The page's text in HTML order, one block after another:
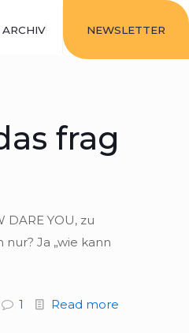
ARCHIV NEWSLETTER
frag
YOU, zu
Ja „wie kann
1 Read more